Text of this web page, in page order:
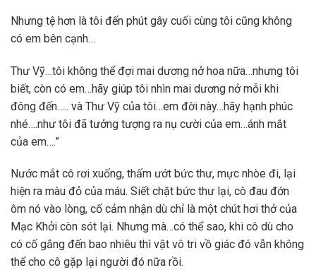
Nhưng tệ hơn là tôi đến phút gây cuối cùng tôi cũng không
có em bên cạnh…
Thư Vỹ…tôi không thể đợi mai dương nở hoa nữa…nhưng tôi
biết, còn có em…hãy giúp tôi nhìn mai dương nở mỗi khi
đông đến….. và Thư Vỹ của tôi…em đời này…hãy hạnh phúc
nhé….như tôi đã tưởng tượng ra nụ cười của em…ánh mắt
của em….”
Nước mắt cô rơi xuống, thấm ướt bức thư, mực nhòe đi, lại
hiện ra màu đỏ của máu. Siết chặt bức thư lại, cô đau đớn
ôm nó vào lòng, cố cảm nhận dù chỉ là một chút hơi thở của
Mạc Khởi còn sót lại. Nhưng mà…có thể sao, khi cô dù cho
có cố gắng đến bao nhiêu thì vật vô tri vồ giác đó vẫn không
thể cho cô gặp lại người đó nữa rồi.